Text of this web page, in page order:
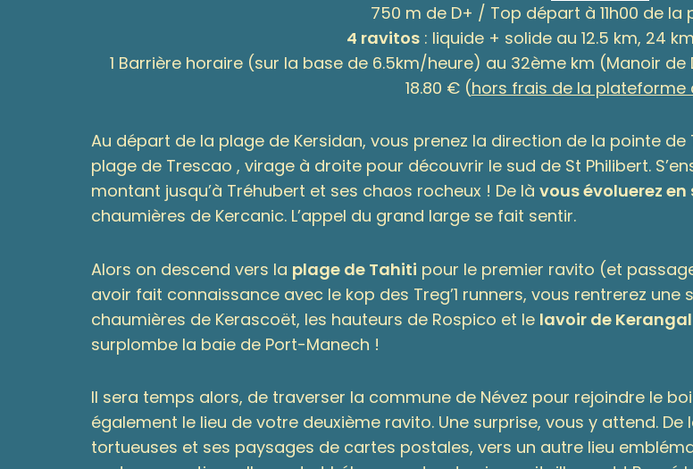
750 m de D+ / Top départ à 11h00 de la
4 ravitos : liquide + solide au 12.5 km, 24
1 Barrière horaire (sur la base de 6.5km/heure) au 32ème km (Manoir
18.80 € (hors frais de la plateforme
Au départ de la plage de Kersidan, vous prenez la direction de la pointe de
plage de Trescao , virage à droite pour découvrir le sud de St Philibert.
montant jusqu’à Tréhubert et ses chaos rocheux ! De là vous évoluerez
chaumières de Kercanic. L’appel du grand large se fait sentir.
Alors on descend vers la plage de Tahiti pour le premier ravito (et
avoir fait connaissance avec le kop des Treg’1 runners, vous rentrerez
chaumières de Kerascoët, les hauteurs de Rospico et le lavoir de
surplombe la baie de Port-Manech !
Il sera temps alors, de traverser la commune de Névez pour rejoindre le
également le lieu de votre deuxième ravito. Une surprise, vous y attend. De
tortueuses et ses paysages de cartes postales, vers un autre lieu